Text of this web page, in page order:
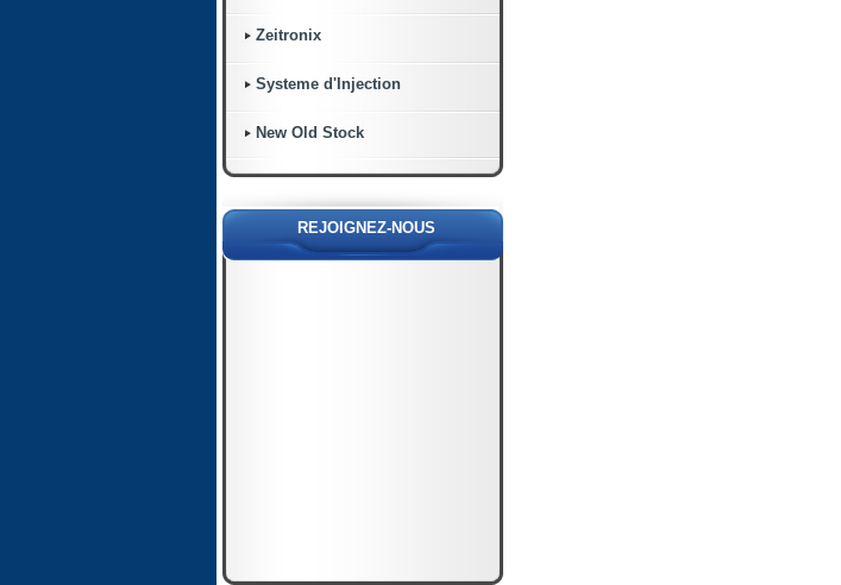
Zeitronix
Systeme d'Injection
New Old Stock
REJOIGNEZ-NOUS